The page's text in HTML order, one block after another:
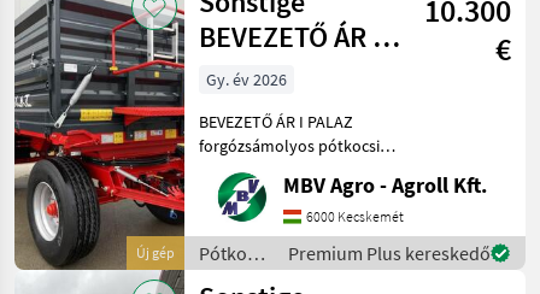
Sonstige
Új gép
BEVEZETŐ ÁR I
PALAZ
forgózsámolyos
pótkocsik I 8
10.300
€
Gy. év 2026
BEVEZETŐ ÁR I PALAZ
forgózsámolyos pótkocsik I
8T-18T Ha PALAZ akkor
kizárólag az MBV AGRO!
Vásároljon közvetlenül az
importőrtől, a régió
legnagyobb PALAZ
MBV Agro - Agroll Kft.
6000 Kecskemét
Pótkocsik
/
Premium Plus kereskedő